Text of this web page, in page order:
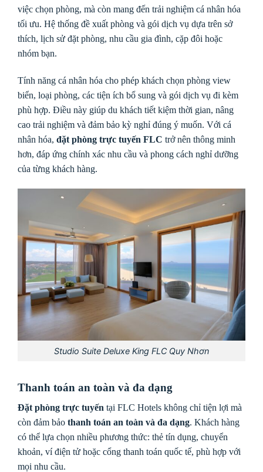
việc chọn phòng, mà còn mang đến trải nghiệm cá nhân hóa
tối ưu. Hệ thống đề xuất phòng và gói dịch vụ dựa trên sở
thích, lịch sử đặt phòng, nhu cầu gia đình, cặp đôi hoặc
nhóm bạn.
Tính năng cá nhân hóa cho phép khách chọn phòng view
biển, loại phòng, các tiện ích bổ sung và gói dịch vụ đi kèm
phù hợp. Điều này giúp du khách tiết kiệm thời gian, nâng
cao trải nghiệm và đảm bảo kỳ nghỉ đúng ý muốn. Với cá
nhân hóa, đặt phòng trực tuyến FLC trở nên thông minh
hơn, đáp ứng chính xác nhu cầu và phong cách nghỉ dưỡng
của từng khách hàng.
Studio Suite Deluxe King FLC Quy Nhơn
Thanh toán an toàn và đa dạng
Đặt phòng trực tuyến tại FLC Hotels không chỉ tiện lợi mà
còn đảm bảo thanh toán an toàn và đa dạng. Khách hàng
có thể lựa chọn nhiều phương thức: thẻ tín dụng, chuyển
khoản, ví điện tử hoặc cổng thanh toán quốc tế, phù hợp với
mọi nhu cầu.